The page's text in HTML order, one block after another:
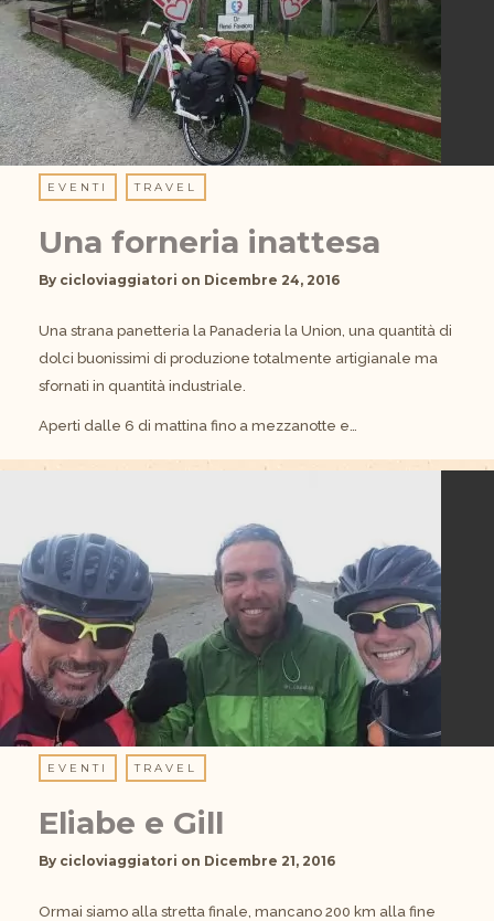
EVENTI TRAVEL
Una forneria inattesa
By cicloviaggiatori on Dicembre 24, 2016
Una strana panetteria la Panaderia la Union, una quantità di
dolci buonissimi di produzione totalmente artigianale ma
sfornati in quantità industriale.
Aperti dalle 6 di mattina fino a mezzanotte e…
EVENTI TRAVEL
Eliabe e Gill
By cicloviaggiatori on Dicembre 21, 2016
Ormai siamo alla stretta finale, mancano 200 km alla fine